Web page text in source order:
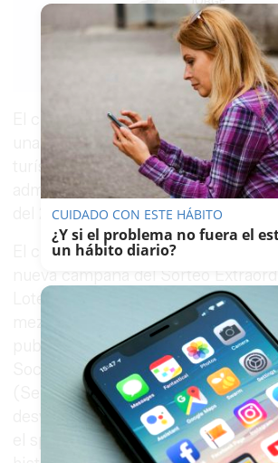
MIRÓ
13/11/2017
Facebook
X WhatsApp
Copy
Link
El cineasta presenta 'Danielle',
una extraterrestre que se enamora
turístico al que conoce en la cola
administración para comprar un
del 22 de diciembre.
El cineasta Alejandro Amenábar ha
nueva campaña del Sorteo
Lotería de Navidad: una historia
mezclada con ciencia ficción, de la
publicidad Leo Burnett. Junto a la
Sociedad Estatal de Loterías y
(Selae), Inmaculada García, el
desvelado el mayor secreto del
el spot publicitario.
CUIDADO CON ESTE HÁBITO
¿Y si el problema no fuera el
un hábito diario?